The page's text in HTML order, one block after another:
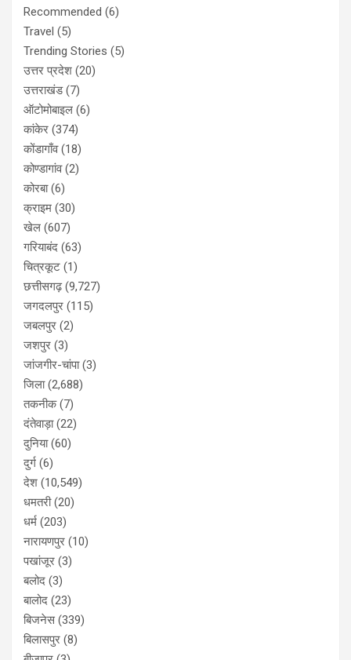
Recommended (6)
Travel (5)
Trending Stories (5)
उत्तर प्रदेश (20)
उत्तराखंड(7)
ऑटोमोबाइल (6)
कांकेर (374)
कोंडागाँव(18)
कोण्डागांव(2)
कोरबा(6)
क्राइम (30)
खेल (607)
गरियाबंद (63)
चित्रकूट (1)
छत्तीसगढ़(9,727)
जगदलपुर (115)
जबलपुर (2)
जशपुर (3)
जांजगीर-चांपा(3)
जिला(2,688)
तकनीक(7)
दंतेवाड़ा(22)
दुनिया(60)
दुर्ग (6)
देश (10,549)
धमतरी(20)
धर्म (203)
नारायणपुर (10)
पखांजूर (3)
बलोद (3)
बालोद (23)
बिजनेस(339)
बिलासपुर (8)